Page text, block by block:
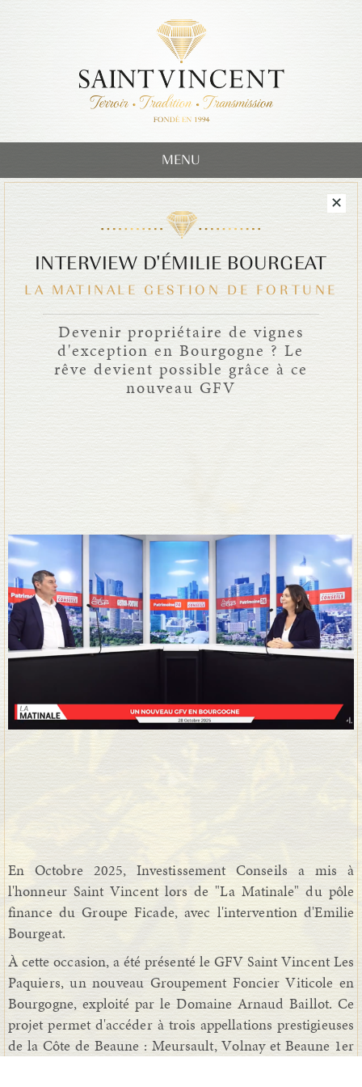
MENU
INTERVIEW D'ÉMILIE BOURGEAT
LA MATINALE GESTION DE FORTUNE
Devenir propriétaire de vignes
d'exception en Bourgogne ? Le
rêve devient possible grâce à ce
nouveau GFV
En Octobre 2025, Investissement Conseils a mis à
l'honneur Saint Vincent lors de "La Matinale" du pôle
finance du Groupe Ficade, avec l'intervention d'Emilie
Bourgeat.
À cette occasion, a été présenté le GFV Saint Vincent Les
Paquiers, un nouveau Groupement Foncier Viticole en
Bourgogne, exploité par le Domaine Arnaud Baillot. Ce
projet permet d'accéder à trois appellations prestigieuses
de la Côte de Beaune : Meursault, Volnay et Beaune 1er